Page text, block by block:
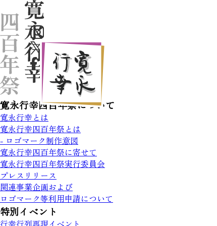
寛永行幸四百年祭について
寛永行幸とは
寛永行幸四百年祭とは
- ロゴマーク制作意図
寛永行幸四百年祭に寄せて
寛永行幸四百年祭実行委員会
プレスリリース
関連事業企画および
ロゴマーク等利用申請について
特別イベント